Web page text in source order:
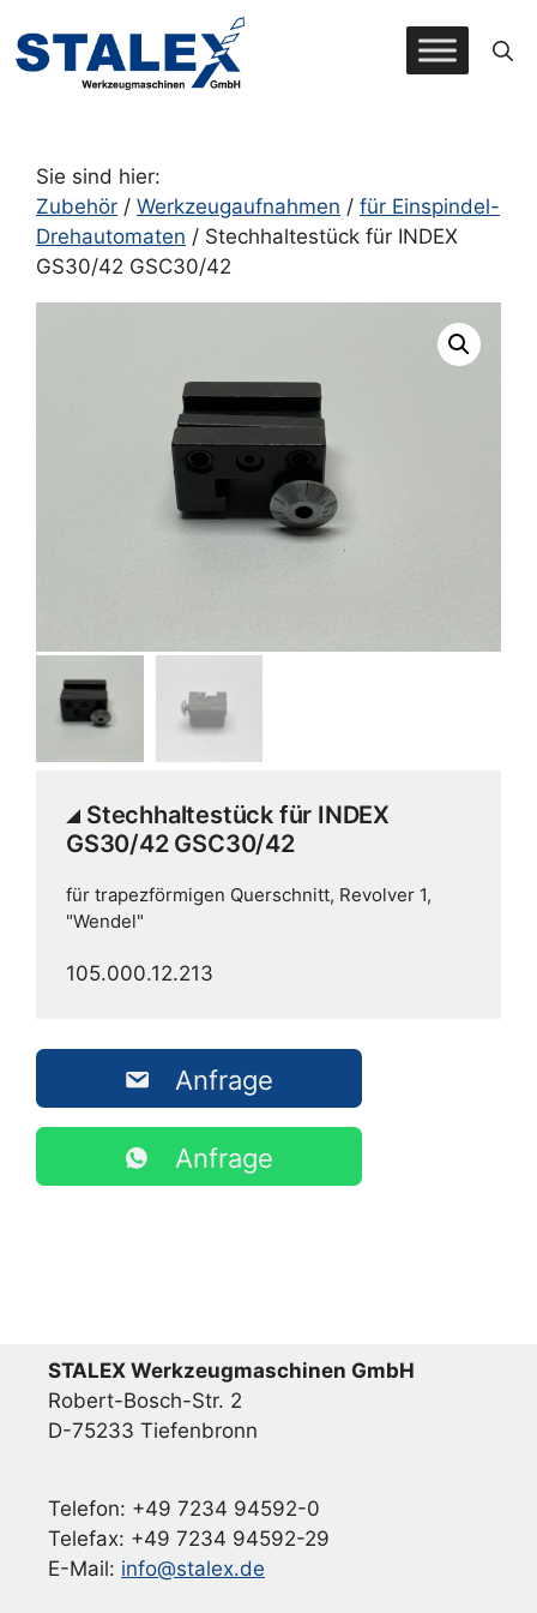
Inhalt
springen
Sie sind hier:
Zubehör / Werkzeugaufnahmen / für Einspindel-
Drehautomaten / Stechhaltestück für INDEX
GS30/42 GSC30/42
Stechhaltestück für INDEX
GS30/42 GSC30/42
für trapezförmigen Querschnitt, Revolver 1,
"Wendel"
105.000.12.213
Anfrage
Anfrage
STALEX Werkzeugmaschinen GmbH
Robert-Bosch-Str. 2
D-75233 Tiefenbronn
Telefon: +49 7234 94592-0
Telefax: +49 7234 94592-29
E-Mail: info@stalex.de